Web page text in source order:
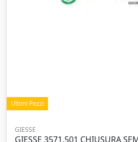
Ultimi Pezzi
GIESSE
GIESSE 3571.501 CHIUSURA